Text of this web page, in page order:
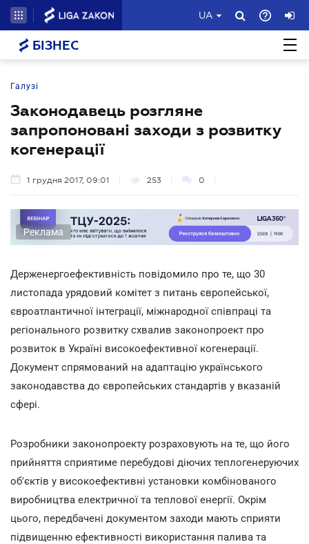
UA
БІЗНЕС
Галузі
Законодавець розгляне
запропоновані заходи з розвитку
когенерації
1 грудня 2017, 09:01 253 0
Реклама
Держенергоефективність повідомило про те, що 30
листопада урядовий комітет з питань європейської,
євроатлантичної інтеграції, міжнародної співпраці та
регіонального розвитку схвалив законопроект про
розвиток в Україні високоефективної когенерації.
Документ спрямований на адаптацію українського
законодавства до європейських стандартів у вказаній
сфері.
Розробники законопроекту розраховують на те, що його
прийняття сприятиме перебудові діючих теплогенеруючих
об'єктів у високоефективні установки комбінованого
виробництва електричної та теплової енергії. Окрім
цього, передбачені документом заходи мають сприяти
підвищенню ефективності використання палива та